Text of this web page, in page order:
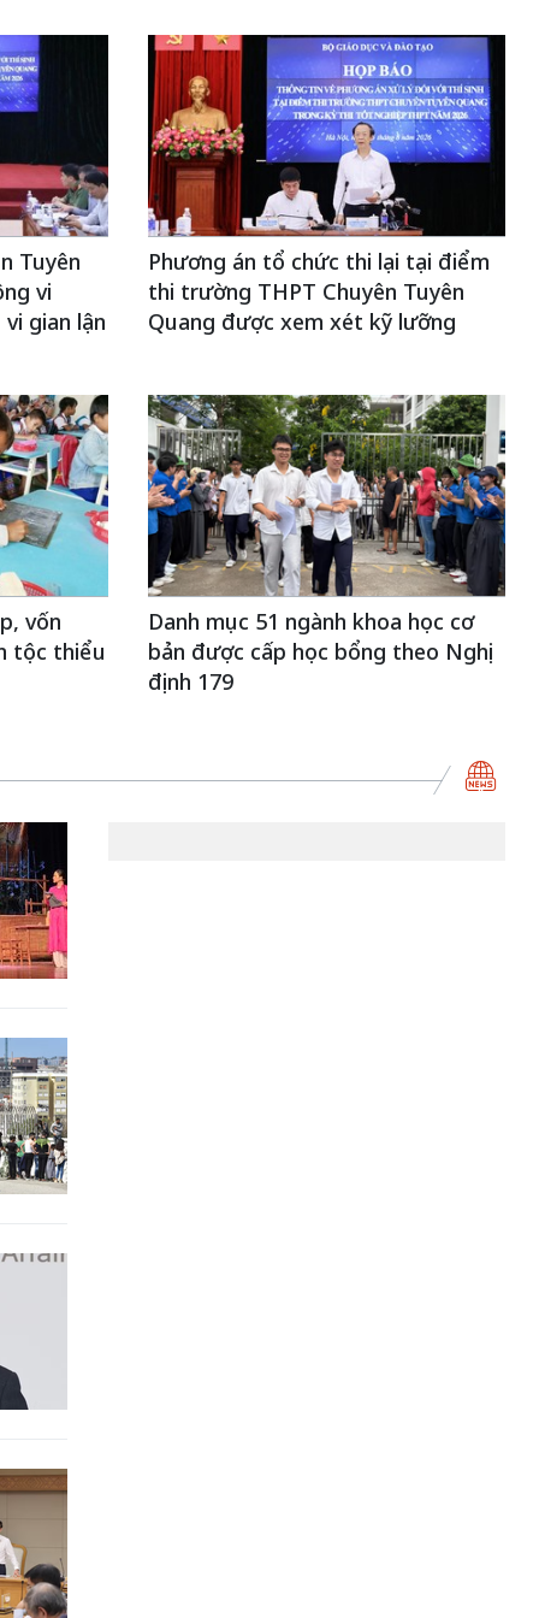
Tuyên
vi
gian lận
Phương án tổ chức thi lại tại điểm
thi trường THPT Chuyên Tuyên
Quang được xem xét kỹ lưỡng
vốn
tộc thiểu
Danh mục 51 ngành khoa học cơ
bản được cấp học bổng theo Nghị
định 179